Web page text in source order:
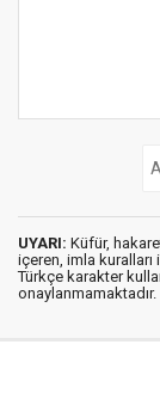
UYARI: Küfür,
içeren, imla kuralları
Türkçe karakter
onaylanmamaktadır.